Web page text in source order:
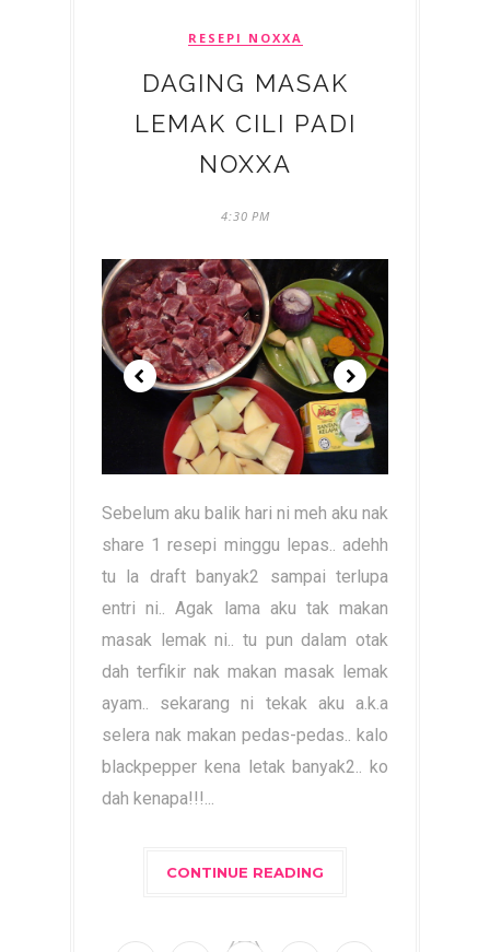
RESEPI NOXXA
DAGING MASAK
LEMAK CILI PADI
NOXXA
4:30 PM
Sebelum aku balik hari ni meh aku nak
share 1 resepi minggu lepas.. adehh
tu la draft banyak2 sampai terlupa
entri ni.. Agak lama aku tak makan
masak lemak ni.. tu pun dalam otak
dah terfikir nak makan masak lemak
ayam.. sekarang ni tekak aku a.k.a
selera nak makan pedas-pedas.. kalo
blackpepper kena letak banyak2.. ko
dah kenapa!!!...
CONTINUE READING